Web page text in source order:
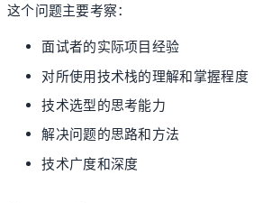
这个问题主要考察：
面试者的实际项目经验
对所使用技术栈的理解和掌握程度
技术选型的思考能力
解决问题的思路和方法
技术广度和深度